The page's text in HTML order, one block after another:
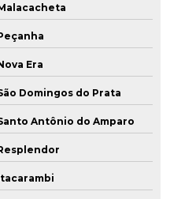
Era
Domingos do Prata
Antônio do Amparo